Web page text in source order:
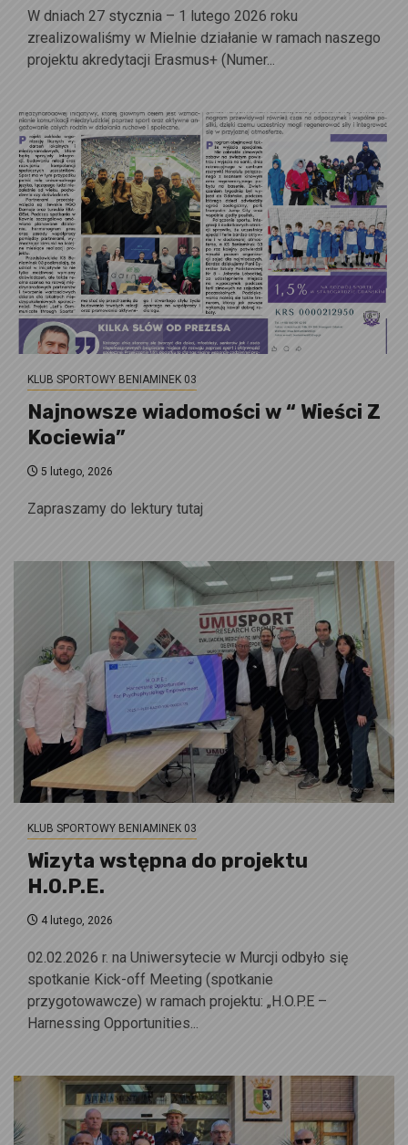
W dniach 27 stycznia – 1 lutego 2026 roku
zrealizowaliśmy w Mielnie działanie w ramach naszego
projektu akredytacji Erasmus+ (Numer...
KLUB SPORTOWY BENIAMINEK 03
Najnowsze wiadomości w “ Wieści Z
Kociewia”
5 lutego, 2026
Zapraszamy do lektury tutaj
KLUB SPORTOWY BENIAMINEK 03
Wizyta wstępna do projektu
H.O.P.E.
4 lutego, 2026
02.02.2026 r. na Uniwersytecie w Murcji odbyło się
spotkanie Kick-off Meeting (spotkanie
przygotowawcze) w ramach projektu: „H.O.P.E –
Harnessing Opportunities...